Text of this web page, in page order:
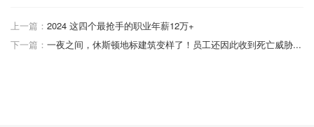
上一篇： 2024 这四个最抢手的职业年薪12万+
下一篇： 一夜之间，休斯顿地标建筑变样了！员工还因此收到死亡威胁...